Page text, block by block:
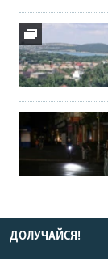
ДОЛУЧАЙСЯ!